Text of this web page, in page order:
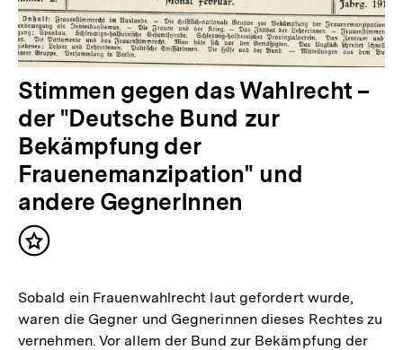
Stimmen gegen das Wahlrecht –
der "Deutsche Bund zur
Bekämpfung der
Frauenemanzipation" und
andere GegnerInnen
Inhalt
Sobald ein Frauenwahlrecht laut gefordert wurde,
waren die Gegner und Gegnerinnen dieses Rechtes zu
vernehmen. Vor allem der Bund zur Bekämpfung der